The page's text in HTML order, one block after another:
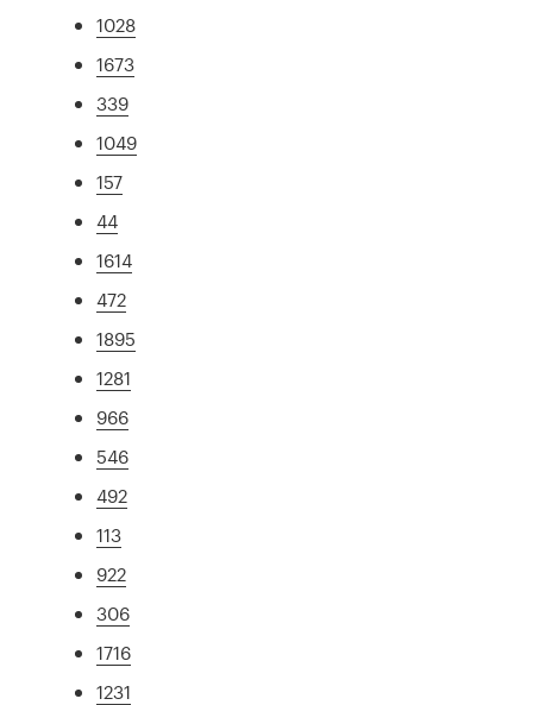
1028
1673
339
1049
157
44
1614
472
1895
1281
966
546
492
113
922
306
1716
1231